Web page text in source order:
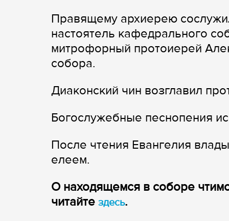
Правящему архиерею
настоятель кафедрального
митрофорный протоиерей
собора.
Диаконский чин возглавил
Богослужебные песнопения
После чтения Евангелия
елеем.
О находящемся в соборе
читайте здесь.